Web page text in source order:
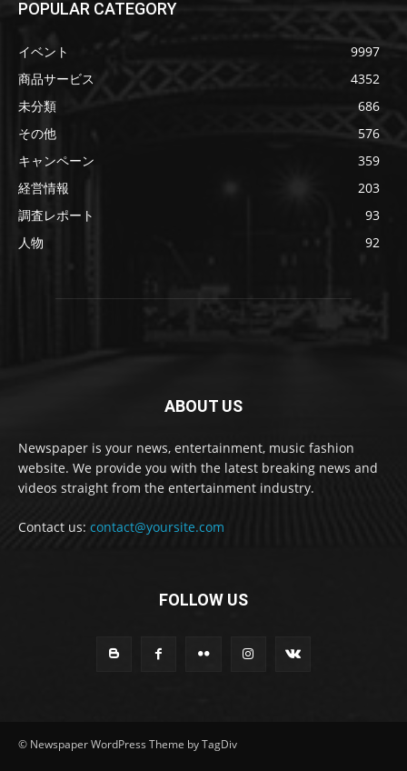
POPULAR CATEGORY
イベント
9997
商品サービス
4352
未分類
686
その他
576
キャンペーン
359
経営情報
203
調査レポート
93
人物
92
ABOUT US
Newspaper is your news, entertainment, music fashion
website. We provide you with the latest breaking news and
videos straight from the entertainment industry.
Contact us: contact@yoursite.com
FOLLOW US
© Newspaper WordPress Theme by TagDiv